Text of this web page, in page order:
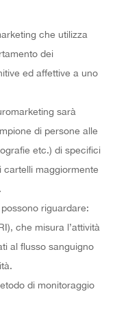
che utilizza
dei
ed affettive a uno
sarà
di persone alle
etc.) di specifici
cartelli maggiormente
riguardare:
che misura l’attività
al flusso sanguigno
di monitoraggio